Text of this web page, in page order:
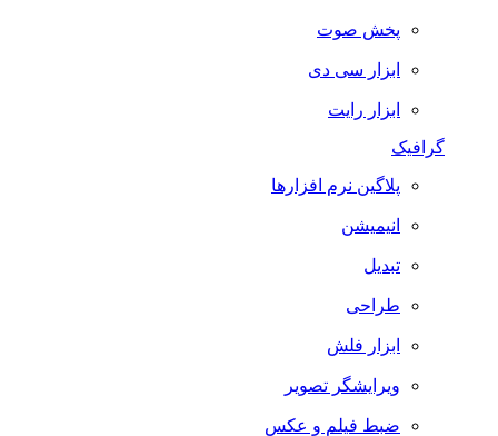
پخش صوت
ابزار سی دی
ابزار رایت
گرافیک
پلاگین نرم افزارها
انیمیشن
تبدیل
طراحی
ابزار فلش
ویرایشگر تصویر
ضبط فيلم و عكس